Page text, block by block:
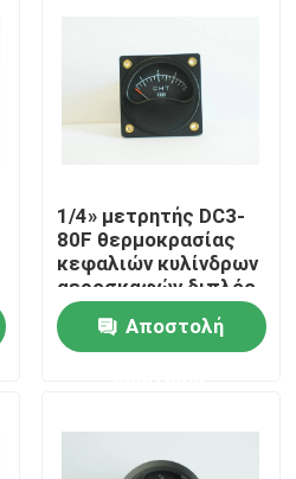
1/4» μετρητής DC3-
80F θερμοκρασίας
κεφαλιών κυλίνδρων
αεροσκαφών διπλός
CHT
Αποστολή